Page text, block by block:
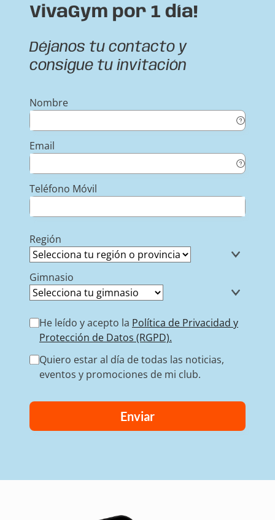
VivaGym por 1 día!
Déjanos tu contacto y
consigue tu invitación
Nombre
Email
Teléfono Móvil
Región
Gimnasio
He leído y acepto la Política de Privacidad y
Protección de Datos (RGPD).
Quiero estar al día de todas las noticias,
eventos y promociones de mi club.